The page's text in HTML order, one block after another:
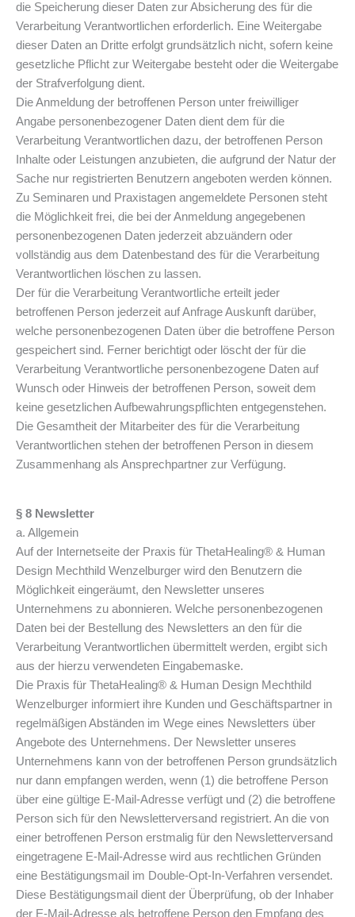
die Speicherung dieser Daten zur Absicherung des für die
Verarbeitung Verantwortlichen erforderlich. Eine Weitergabe
dieser Daten an Dritte erfolgt grundsätzlich nicht, sofern keine
gesetzliche Pflicht zur Weitergabe besteht oder die Weitergabe
der Strafverfolgung dient.
Die Anmeldung der betroffenen Person unter freiwilliger
Angabe personenbezogener Daten dient dem für die
Verarbeitung Verantwortlichen dazu, der betroffenen Person
Inhalte oder Leistungen anzubieten, die aufgrund der Natur der
Sache nur registrierten Benutzern angeboten werden können.
Zu Seminaren und Praxistagen angemeldete Personen steht
die Möglichkeit frei, die bei der Anmeldung angegebenen
personenbezogenen Daten jederzeit abzuändern oder
vollständig aus dem Datenbestand des für die Verarbeitung
Verantwortlichen löschen zu lassen.
Der für die Verarbeitung Verantwortliche erteilt jeder
betroffenen Person jederzeit auf Anfrage Auskunft darüber,
welche personenbezogenen Daten über die betroffene Person
gespeichert sind. Ferner berichtigt oder löscht der für die
Verarbeitung Verantwortliche personenbezogene Daten auf
Wunsch oder Hinweis der betroffenen Person, soweit dem
keine gesetzlichen Aufbewahrungspflichten entgegenstehen.
Die Gesamtheit der Mitarbeiter des für die Verarbeitung
Verantwortlichen stehen der betroffenen Person in diesem
Zusammenhang als Ansprechpartner zur Verfügung.
§ 8 Newsletter
a. Allgemein
Auf der Internetseite der Praxis für ThetaHealing® & Human
Design Mechthild Wenzelburger wird den Benutzern die
Möglichkeit eingeräumt, den Newsletter unseres
Unternehmens zu abonnieren. Welche personenbezogenen
Daten bei der Bestellung des Newsletters an den für die
Verarbeitung Verantwortlichen übermittelt werden, ergibt sich
aus der hierzu verwendeten Eingabemaske.
Die Praxis für ThetaHealing® & Human Design Mechthild
Wenzelburger informiert ihre Kunden und Geschäftspartner in
regelmäßigen Abständen im Wege eines Newsletters über
Angebote des Unternehmens. Der Newsletter unseres
Unternehmens kann von der betroffenen Person grundsätzlich
nur dann empfangen werden, wenn (1) die betroffene Person
über eine gültige E-Mail-Adresse verfügt und (2) die betroffene
Person sich für den Newsletterversand registriert. An die von
einer betroffenen Person erstmalig für den Newsletterversand
eingetragene E-Mail-Adresse wird aus rechtlichen Gründen
eine Bestätigungsmail im Double-Opt-In-Verfahren versendet.
Diese Bestätigungsmail dient der Überprüfung, ob der Inhaber
der E-Mail-Adresse als betroffene Person den Empfang des